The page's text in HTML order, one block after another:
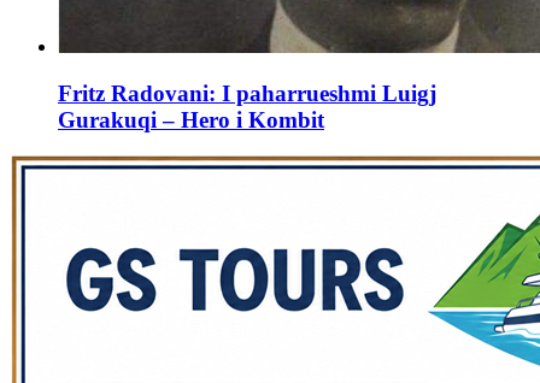
Fritz Radovani: I paharrueshmi Luigj
Gurakuqi – Hero i Kombit